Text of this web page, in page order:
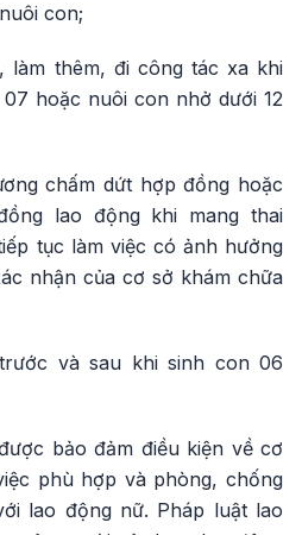
con;
làm thêm, đi công tác xa khi
hoặc nuôi con nhở dưới 12
chấm dứt hợp đồng hoặc
lao động khi mang thai
tục làm việc có ảnh hưởng
nhận của cơ sở khám chữa
và sau khi sinh con 06
bảo đảm điều kiện về cơ
phù hợp và phòng, chống
lao động nữ. Pháp luật lao